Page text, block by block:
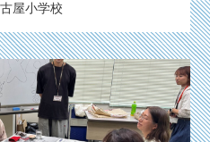
屋小学校